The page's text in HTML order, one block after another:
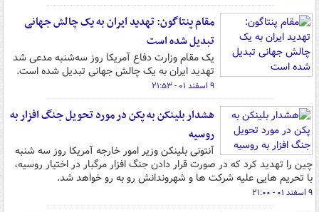
مقام پنتاگون: تهدید ایران به یک چالش جهانی
تبدیل شده است
یک مقام وزارت دفاع آمریکا روز سه‌شنبه مدعی شد
تهدید ایران به یک چالش جهانی تبدیل شده است.
۹ اسفند ۰۱ - ۲۱:۵۳
هشدار بلینکن به پکن در مورد تحویل جنگ افزار به
روسیه
آنتونی بلینکن وزیر امور خارجه آمریکا روز سه شنبه
چین را تهدید کرد که در صورت قرار دادن جنگ افزار مرگبار در اختیار روسیه،
با تحریم هایی علیه شرکت ها و شهروندانش رو به رو خواهد شد.
۹ اسفند ۰۱ - ۲۱:۰۰